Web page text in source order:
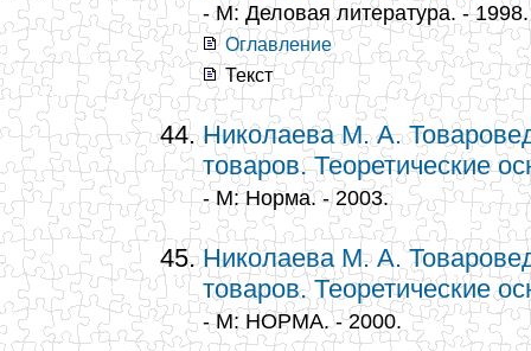
- М: Деловая литература. - 1998.
Оглавление
Текст
Николаева М. А.
товаров. Теоретические
- М: Норма. - 2003.
Николаева М. А.
товаров. Теоретические
- М: НОРМА. - 2000.